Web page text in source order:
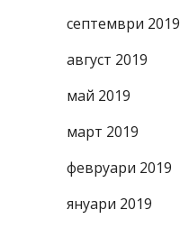
септември 2019
август 2019
май 2019
март 2019
февруари 2019
януари 2019